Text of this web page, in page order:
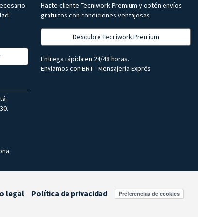
Hazte cliente Tecniwork Premium y obtén envíos
gratuitos con condiciones ventajosas.
Descubre Tecniwork Premium
Entrega rápida en 24/48 horas.
Enviamos con BRT - Mensajería Exprés
legal Política de privacidad Preferencias de cookies